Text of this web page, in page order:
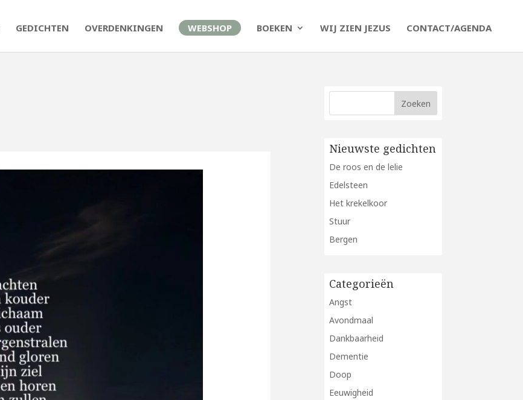
GEDICHTEN OVERDENKINGEN WEBSHOP BOEKEN WIJ ZIEN JEZUS CONTACT/AGENDA
Nieuwste gedichten
De roos en de lelie
Edelsteen
Het krekelkoor
Stuur
Bergen
Categorieën
Angst
Avondmaal
Dankbaarheid
Dementie
Doop
Eeuwigheid